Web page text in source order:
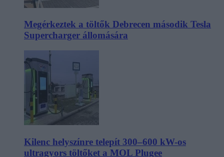
Megérkeztek a töltők Debrecen második Tesla
Supercharger állomására
Kilenc helyszínre telepít 300–600 kW-os
ultragyors töltőket a MOL Plugee